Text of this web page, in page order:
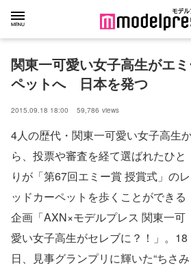
関東一可愛い女子高生がエ
ペットへ　日本を発つ
2015.09.18 18:00 59,786 views
4人の歴代・関東一可愛い女子高生
ら、投票や審査を経て選ばれたひと
りが「第67回エミー賞 授賞式」のレ
ッドカーペットを歩くことができる
企画「AXN×モデルプレス 関東一可
愛い女子高生がセレブに？！」。18
日、見事グランプリに輝いた“ちさみ